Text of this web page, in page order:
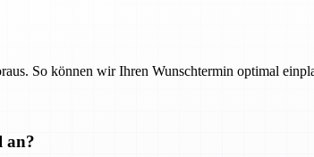
So können wir Ihren Wunschtermin optimal
an?